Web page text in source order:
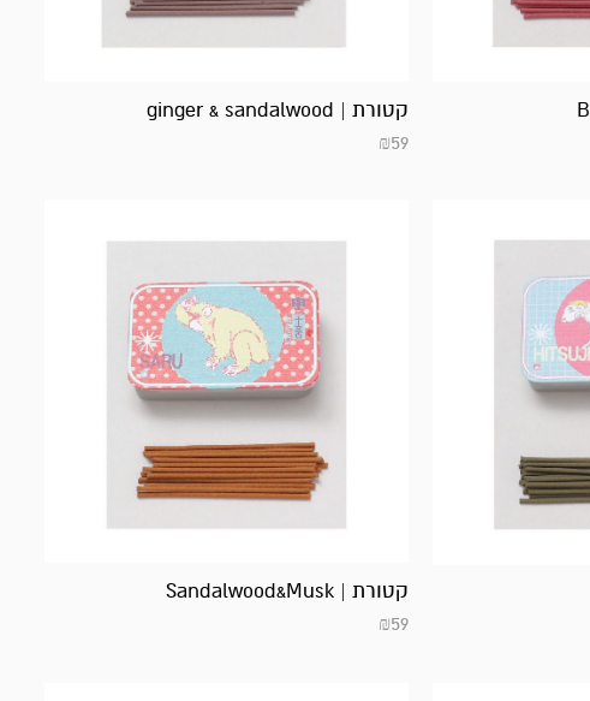
קטורת | ginger & sandalwood
₪59
קטורת | Sandalwood&Musk
₪59